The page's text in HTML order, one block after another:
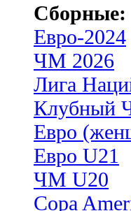
Сборные:
Евро-2024
ЧМ 2026
Лига
Клубный
Евро
Евро U21
ЧМ U20
Copa